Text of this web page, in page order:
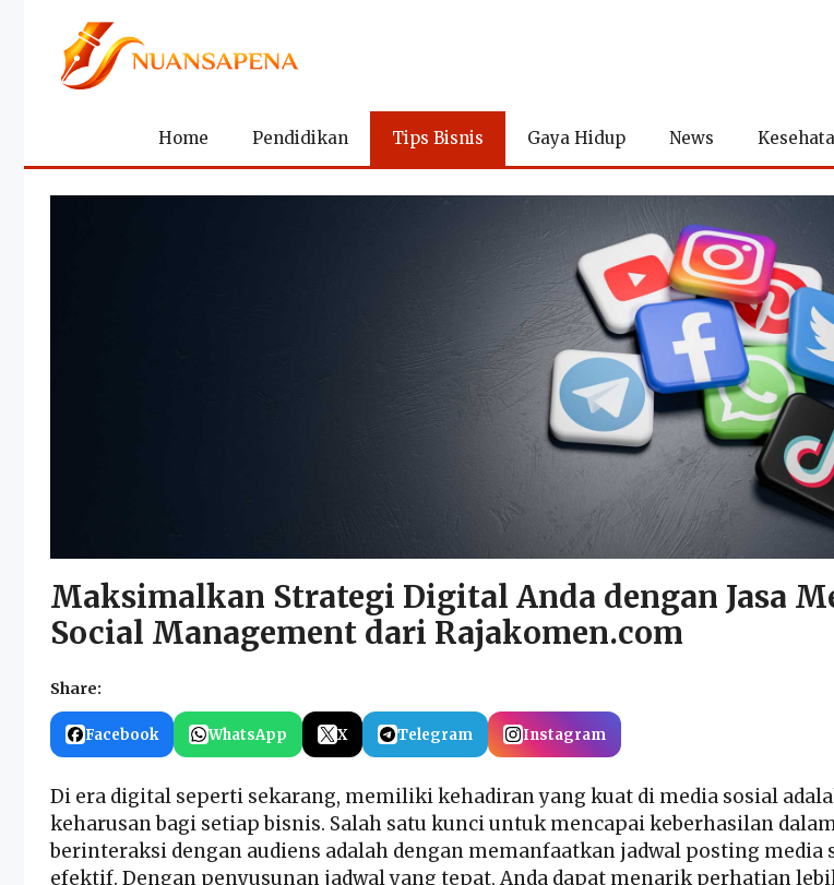
Home Pendidikan Tips Bisnis Gaya Hidup News
Maksimalkan Strategi Digital Anda dengan Jasa
Social Management dari Rajakomen.com
Share:
Facebook WhatsApp X Telegram Instagram
Di era digital seperti sekarang, memiliki kehadiran yang kuat di media sosial
keharusan bagi setiap bisnis. Salah satu kunci untuk mencapai keberhasilan
berinteraksi dengan audiens adalah dengan memanfaatkan jadwal posting media
efektif. Dengan penyusunan jadwal yang tepat, Anda dapat menarik perhatian